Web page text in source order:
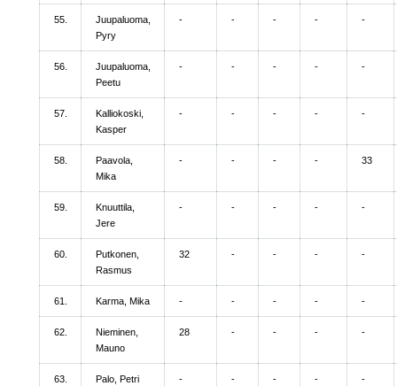
55.
Juupaluoma,
Pyry
- - - - -
56.
Juupaluoma,
Peetu
- - - - -
57.
Kalliokoski,
Kasper
- - - - -
58.
Paavola,
Mika
- - - - 33
59.
Knuuttila,
Jere
- - - - -
60.
Putkonen,
Rasmus
32 - - - -
61. Karma, Mika - - - - -
62.
Nieminen,
Mauno
28 - - - -
63. Palo, Petri - - - - -